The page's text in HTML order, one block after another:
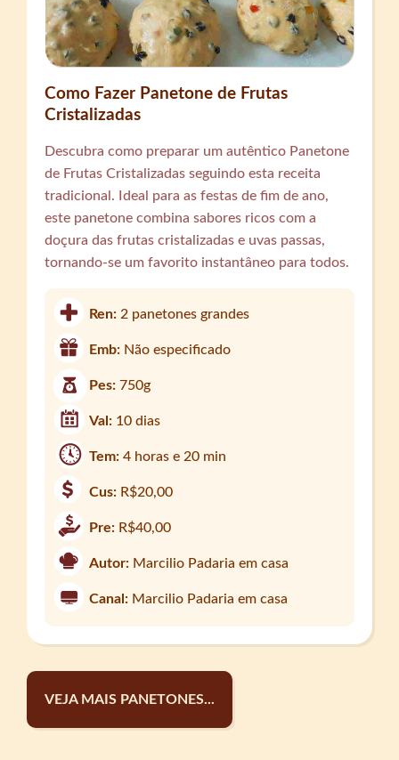
Como Fazer Panetone de Frutas
Cristalizadas
Descubra como preparar um autêntico Panetone
de Frutas Cristalizadas seguindo esta receita
tradicional. Ideal para as festas de fim de ano,
este panetone combina sabores ricos com a
doçura das frutas cristalizadas e uvas passas,
tornando-se um favorito instantâneo para todos.
Ren:2 panetones grandes
Emb: Não especificado
Pes:750g
Val: 10 dias
Tem:4 horas e 20 min
Cus: R$20,00
Pre: R$40,00
Autor: Marcilio Padaria em casa
Canal: Marcilio Padaria em casa
VEJA MAIS PANETONES...